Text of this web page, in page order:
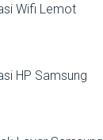
Wifi Lemot
HP Samsung